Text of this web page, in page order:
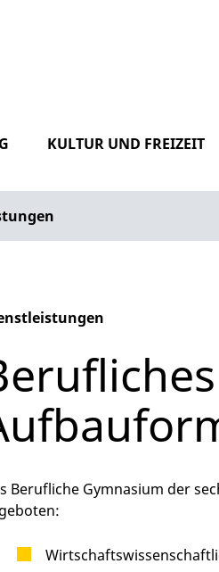
KULTUR UND FREIZEIT
Berufliche Gymnasium der